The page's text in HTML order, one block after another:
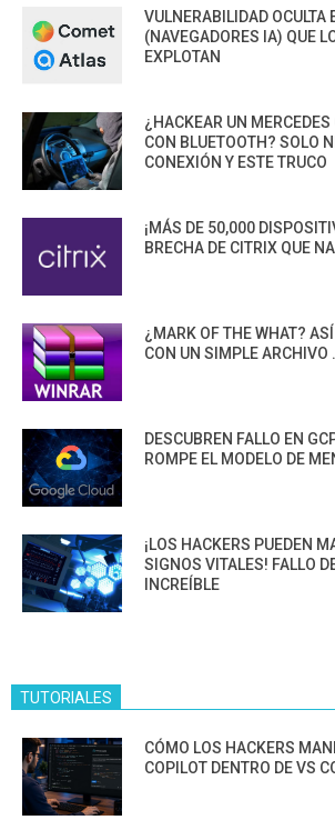
VULNERABILIDAD OCULTA
(NAVEGADORES IA) QUE
EXPLOTAN
¿HACKEAR UN
CON BLUETOOTH? SOLO
CONEXIÓN Y ESTE TRUCO
¡MÁS DE 50,000
BRECHA DE CITRIX QUE
¿MARK OF THE WHAT?
CON UN SIMPLE ARCHIVO
DESCUBREN FALLO EN
ROMPE EL MODELO DE
¡LOS HACKERS PUEDEN
SIGNOS VITALES! FALLO
INCREÍBLE
TUTORIALES
CÓMO LOS HACKERS
COPILOT DENTRO DE VS